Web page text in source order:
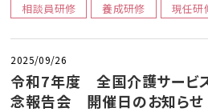
相談員研修 養成研修 現任研
2025/09/26
令和7年度 全国介護サービ
念報告会 開催日のお知らせ